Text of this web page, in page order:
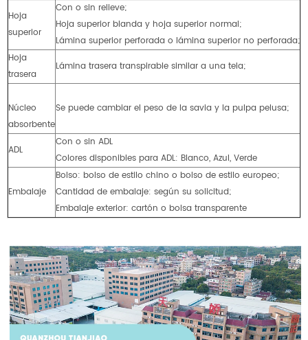
Hoja
superior
Con o sin relieve;
Hoja superior blanda y hoja superior normal;
Lámina superior perforada o lámina superior no perforada;
Hoja
trasera
Lámina trasera transpirable similar a una tela;
Núcleo
absorbente
Se puede cambiar el peso de la savia y la pulpa pelusa;
ADL
Con o sin ADL
Colores disponibles para ADL: Blanco, Azul, Verde
Embalaje
Bolso: bolso de estilo chino o bolso de estilo europeo;
Cantidad de embalaje: según su solicitud;
Embalaje exterior: cartón o bolsa transparente